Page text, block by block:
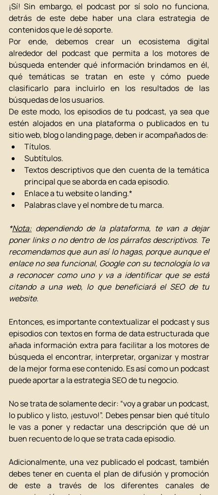
¡Sí! Sin embargo, el podcast por sí solo no funciona,
detrás de este debe haber una clara estrategia de
contenidos que le dé soporte.
Por ende, debemos crear un ecosistema digital
alrededor del podcast que permita a los motores de
búsqueda entender qué información brindamos en él,
qué temáticas se tratan en este y cómo puede
clasificarlo para incluirlo en los resultados de las
búsquedas de los usuarios.
De este modo, los episodios de tu podcast, ya sea que
estén alojados en una plataforma o publicados en tu
sitio web, blog o landing page, deben ir acompañados de:
Títulos.
Subtítulos.
Textos descriptivos que den cuenta de la temática
principal que se aborda en cada episodio.
Enlace a tu website o landing.*
Palabras clave y el nombre de tu marca.
*Nota: dependiendo de la plataforma, te van a dejar
poner links o no dentro de los párrafos descriptivos. Te
recomendamos que aun así lo hagas, porque aunque el
enlace no sea funcional, Google con su tecnología lo va
a reconocer como uno y va a identificar que se está
citando a una web, lo que beneficiará el SEO de tu
website.
Entonces, es importante contextualizar el podcast y sus
episodios con textos en forma de data estructurada que
añada información extra para facilitar a los motores de
búsqueda el encontrar, interpretar, organizar y mostrar
de la mejor forma ese contenido. Es así como un podcast
puede aportar a la estrategia SEO de tu negocio.
No se trata de solamente decir: “voy a grabar un podcast,
lo publico y listo, ¡estuvo!”. Debes pensar bien qué título
le vas a poner y redactar una descripción que dé un
buen recuento de lo que se trata cada episodio.
Adicionalmente, una vez publicado el podcast, también
debes tener en cuenta el plan de difusión y promoción
de este a través de los diferentes canales de